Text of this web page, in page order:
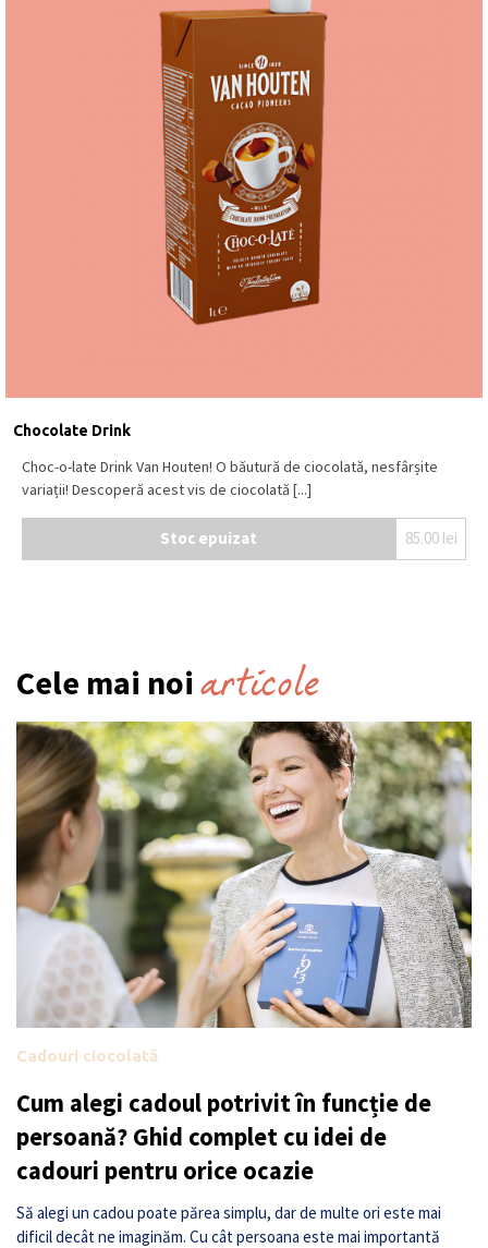
Chocolate Drink
Choc-o-late Drink Van Houten! O băutură de ciocolată, nesfârșite
variații! Descoperă acest vis de ciocolată [...]
Stoc epuizat 85.00 lei
Cele mai noi articole
Cadouri ciocolată
Cum alegi cadoul potrivit în funcție de
persoană? Ghid complet cu idei de
cadouri pentru orice ocazie
Să alegi un cadou poate părea simplu, dar de multe ori este mai
dificil decât ne imaginăm. Cu cât persoana este mai importantă